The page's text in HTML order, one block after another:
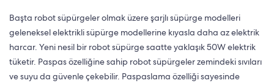
Başta robot süpürgeler olmak üzere şarjlı süpürge modelleri
geleneksel elektrikli süpürge modellerine kıyasla daha az elektrik
harcar. Yeni nesil bir robot süpürge saatte yaklaşık 50W elektrik
tüketir. Paspas özelliğine sahip robot süpürgeler zemindeki sıvıları
ve suyu da güvenle çekebilir. Paspaslama özelliği sayesinde